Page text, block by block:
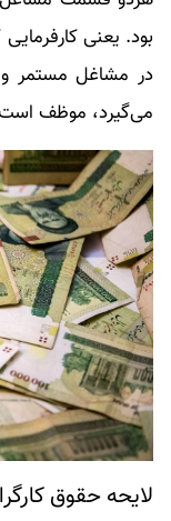
در مشاغل مستمر
می‌گیرد، موظف است
لایحه حقوق